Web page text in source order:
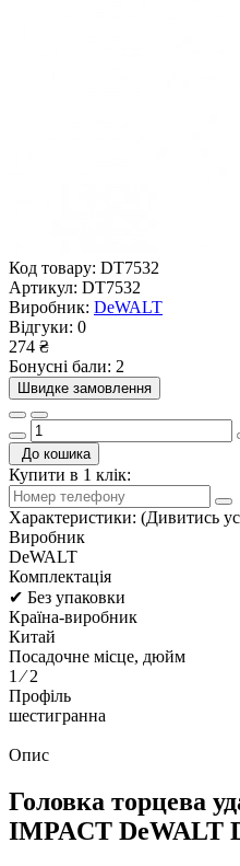
Код товару: DT7532
Артикул: DT7532
Виробник: DeWALT
Відгуки: 0
274 ₴
Бонусні бали: 2
Швидке замовлення
До кошика
Купити в 1 клік:
Характеристики: (Дивитись
Виробник
DeWALT
Комплектація
✔ Без упаковки
Країна-виробник
Китай
Посадочне місце, дюйм
1 ⁄ 2
Профіль
шестигранна
Опис
Головка торцева
IMPACT DeWALT